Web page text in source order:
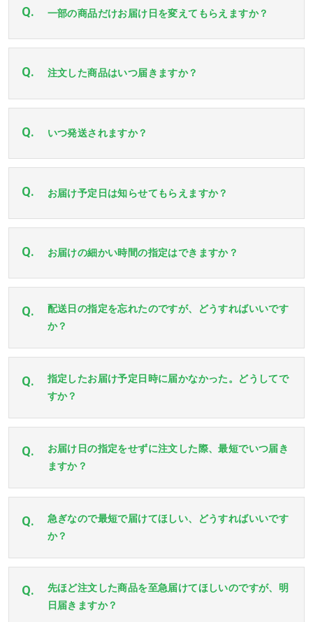
Q. 一部の商品だけお届け日を変えてもらえますか？
Q. 注文した商品はいつ届きますか？
Q. いつ発送されますか？
Q. お届け予定日は知らせてもらえますか？
Q. お届けの細かい時間の指定はできますか？
Q.
配送日の指定を忘れたのですが、どうすればいいです
か？
Q.
指定したお届け予定日時に届かなかった。どうしてで
すか？
Q.
お届け日の指定をせずに注文した際、最短でいつ届き
ますか？
Q.
急ぎなので最短で届けてほしい、どうすればいいです
か？
Q.
先ほど注文した商品を至急届けてほしいのですが、明
日届きますか？